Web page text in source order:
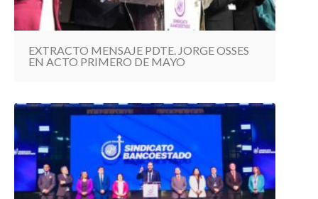
EXTRACTO MENSAJE PDTE. JORGE OSSES
EN ACTO PRIMERO DE MAYO